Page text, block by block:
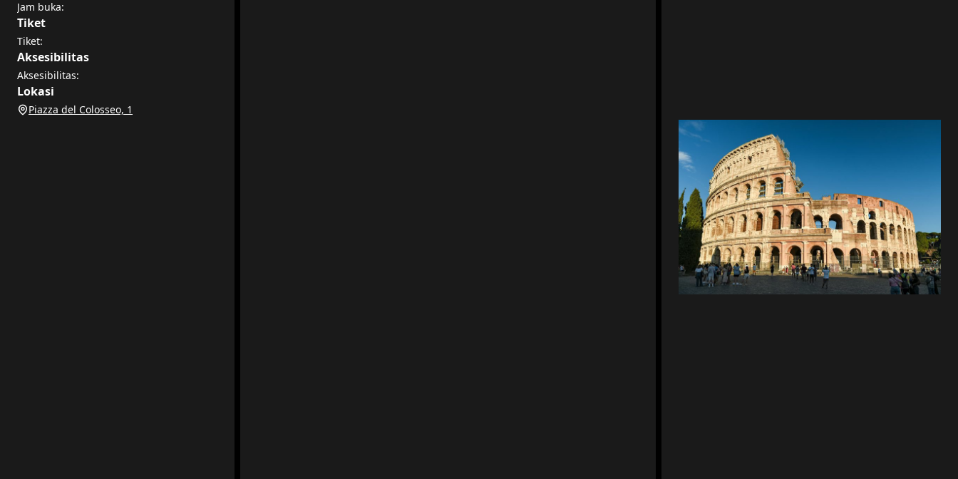
Jam buka:
Tiket
Tiket:
Aksesibilitas
Aksesibilitas:
Lokasi
Piazza del Colosseo, 1